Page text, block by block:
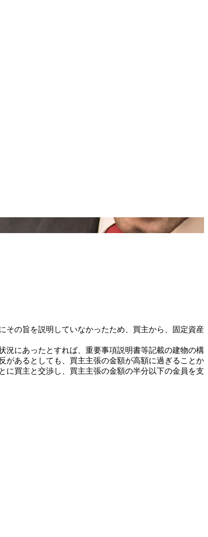
その旨を説明していなかったため、買主から、固定資産
況にあったとすれば、重要事項説明書等記載の建物の構
があるとしても、買主主張の金額が高額に過ぎることか
に買主と交渉し、買主主張の金額の半分以下の金員を支